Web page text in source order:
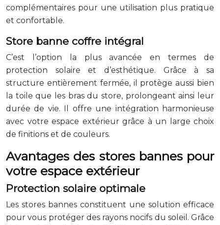
complémentaires pour une utilisation plus pratique
et confortable.
Store banne coffre intégral
C’est l’option la plus avancée en termes de
protection solaire et d’esthétique. Grâce à sa
structure entièrement fermée, il protège aussi bien
la toile que les bras du store, prolongeant ainsi leur
durée de vie. Il offre une intégration harmonieuse
avec votre espace extérieur grâce à un large choix
de finitions et de couleurs.
Avantages des stores bannes pour
votre espace extérieur
Protection solaire optimale
Les stores bannes constituent une solution efficace
pour vous protéger des rayons nocifs du soleil. Grâce